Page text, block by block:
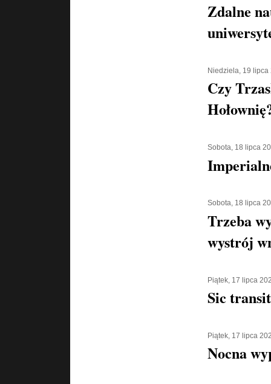
Zdalne
Niedziela, 19 lipca
Czy
Sobota, 18 lipca
Sobota, 18 lipca
Trzeba
wystrój
Piątek, 17 lipca
Sic
Piątek, 17 lipca
Nocna